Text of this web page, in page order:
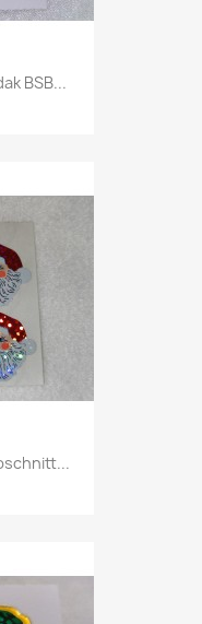
BSB...